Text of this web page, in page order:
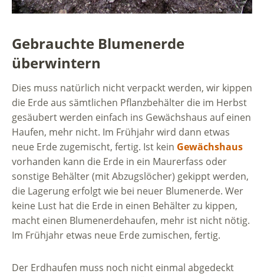
Gebrauchte Blumenerde
überwintern
Dies muss natürlich nicht verpackt werden, wir kippen
die Erde aus sämtlichen Pflanzbehälter die im Herbst
gesäubert werden einfach ins Gewächshaus auf einen
Haufen, mehr nicht. Im Frühjahr wird dann etwas
neue Erde zugemischt, fertig. Ist kein Gewächshaus
vorhanden kann die Erde in ein Maurerfass oder
sonstige Behälter (mit Abzugslöcher) gekippt werden,
die Lagerung erfolgt wie bei neuer Blumenerde. Wer
keine Lust hat die Erde in einen Behälter zu kippen,
macht einen Blumenerdehaufen, mehr ist nicht nötig.
Im Frühjahr etwas neue Erde zumischen, fertig.
Der Erdhaufen muss noch nicht einmal abgedeckt